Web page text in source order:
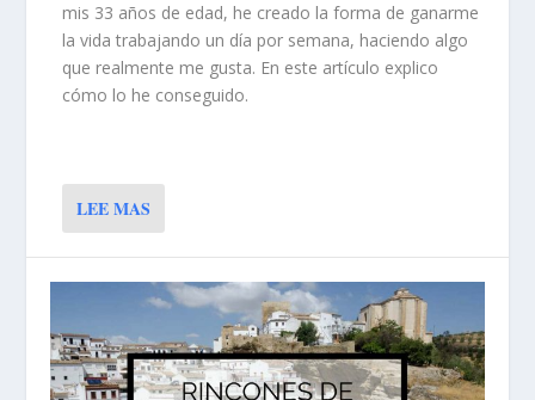
mis 33 años de edad, he creado la forma de ganarme
la vida trabajando un día por semana, haciendo algo
que realmente me gusta. En este artículo explico
cómo lo he conseguido.
LEE MAS